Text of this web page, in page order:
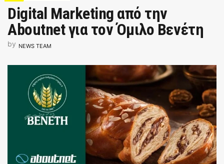
Digital Marketing από την
Aboutnet για τον Όμιλο Βενέτη
by NEWS TEAM